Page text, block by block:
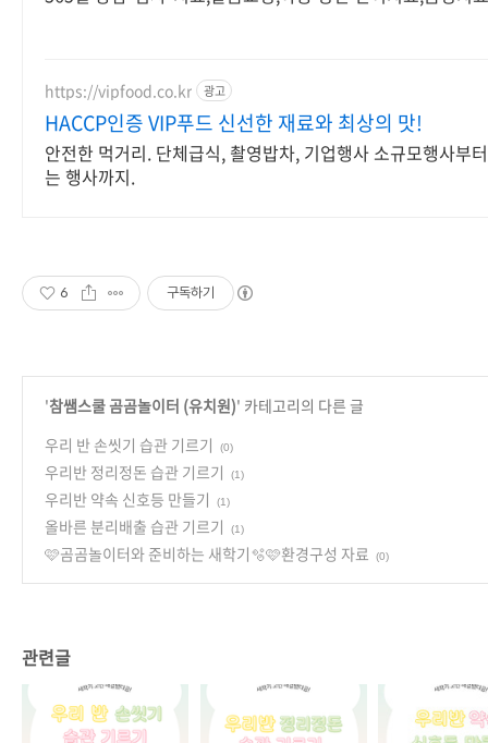
https://vipfood.co.kr 광고
HACCP인증 VIP푸드 신선한 재료와 최상의 맛!
안전한 먹거리. 단체급식, 촬영밥차, 기업행사 소규모행사부
는 행사까지.
6 구독하기
'참쌤스쿨 곰곰놀이터 (유치원)' 카테고리의 다른 글
우리 반 손씻기 습관 기르기
(0)
우리반 정리정돈 습관 기르기 (1)
우리반 약속 신호등 만들기 (1)
올바른 분리배출 습관 기르기 (1)
🩷곰곰놀이터와 준비하는 새학기🫧🩷환경구성 자료 (0)
관련글